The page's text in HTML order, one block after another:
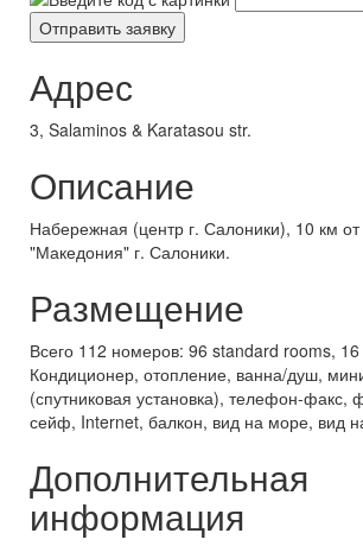
Адрес
3, Salaminos & Karatasou str.
Описание
Набережная (центр г. Салоники), 10 км
"Македония" г. Салоники.
Размещение
Всего 112 номеров: 96 standard rooms,
Кондиционер, отопление, ванна/душ,
(спутниковая установка), телефон-факс,
сейф, Internet, балкон, вид на море, вид
Дополнительная
информация